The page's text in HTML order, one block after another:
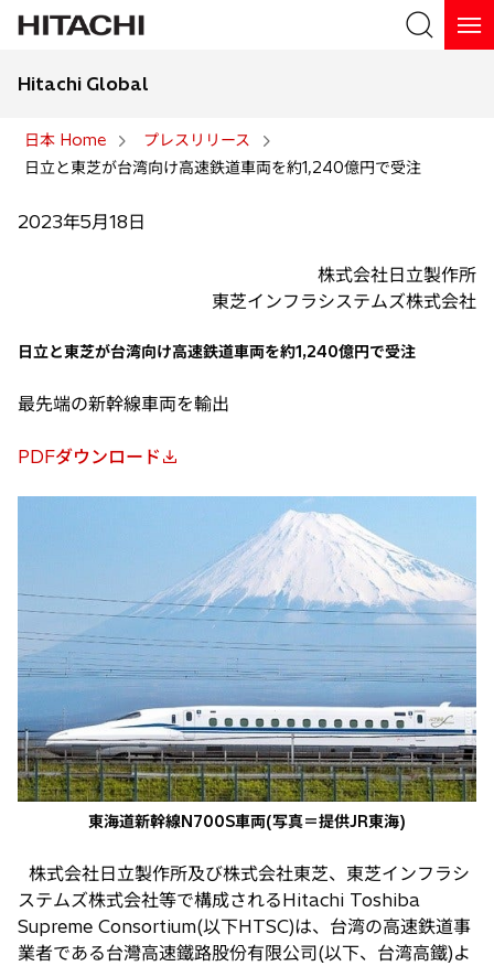
Hitachi Global
日本 Home
プレスリリース
日立と東芝が台湾向け高速鉄道車両を約1,240億円で受注
2023年5月18日
株式会社日立製作所
東芝インフラシステムズ株式会社
日立と東芝が台湾向け高速鉄道車両を約1,240億円で受注
最先端の新幹線車両を輸出
PDFダウンロード
新
し
で
開
く
東海道新幹線N700S車両(写真＝提供JR東海)
株式会社日立製作所及び株式会社東芝、東芝インフラシ
ステムズ株式会社等で構成されるHitachi Toshiba
Supreme Consortium(以下HTSC)は、台湾の高速鉄道事
業者である台灣高速鐵路股份有限公司(以下、台湾高鐵)よ